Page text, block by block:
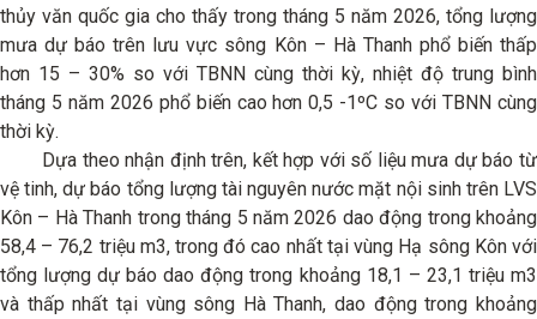
thủy văn quốc gia cho thấy trong tháng 5 năm 2026, tổng lượng
mưa dự báo trên lưu vực sông Kôn – Hà Thanh phổ biến thấp
hơn 15 – 30% so với TBNN cùng thời kỳ, nhiệt độ trung bình
tháng 5 năm 2026 phổ biến cao hơn 0,5 -1ºC so với TBNN cùng
thời kỳ.
Dựa theo nhận định trên, kết hợp với số liệu mưa dự báo từ
vệ tinh, dự báo tổng lượng tài nguyên nước mặt nội sinh trên LVS
Kôn – Hà Thanh trong tháng 5 năm 2026 dao động trong khoảng
58,4 – 76,2 triệu m3, trong đó cao nhất tại vùng Hạ sông Kôn với
tổng lượng dự báo dao động trong khoảng 18,1 – 23,1 triệu m3
và thấp nhất tại vùng sông Hà Thanh, dao động trong khoảng